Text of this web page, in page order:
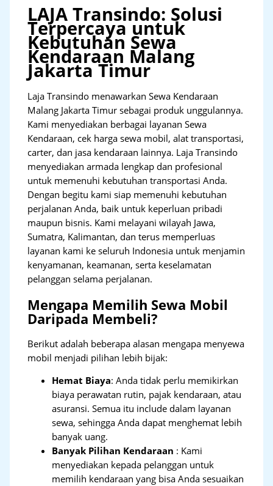
LAJA Transindo: Solusi
Terpercaya untuk
Kebutuhan Sewa
Kendaraan Malang
Jakarta Timur
Laja Transindo menawarkan Sewa Kendaraan
Malang Jakarta Timur sebagai produk unggulannya.
Kami menyediakan berbagai layanan Sewa
Kendaraan, cek harga sewa mobil, alat transportasi,
carter, dan jasa kendaraan lainnya. Laja Transindo
menyediakan armada lengkap dan profesional
untuk memenuhi kebutuhan transportasi Anda.
Dengan begitu kami siap memenuhi kebutuhan
perjalanan Anda, baik untuk keperluan pribadi
maupun bisnis. Kami melayani wilayah Jawa,
Sumatra, Kalimantan, dan terus memperluas
layanan kami ke seluruh Indonesia untuk menjamin
kenyamanan, keamanan, serta keselamatan
pelanggan selama perjalanan.
Mengapa Memilih Sewa Mobil
Daripada Membeli?
Berikut adalah beberapa alasan mengapa menyewa
mobil menjadi pilihan lebih bijak:
Hemat Biaya: Anda tidak perlu memikirkan
biaya perawatan rutin, pajak kendaraan, atau
asuransi. Semua itu include dalam layanan
sewa, sehingga Anda dapat menghemat lebih
banyak uang.
Banyak Pilihan Kendaraan : Kami
menyediakan kepada pelanggan untuk
memilih kendaraan yang bisa Anda sesuaikan